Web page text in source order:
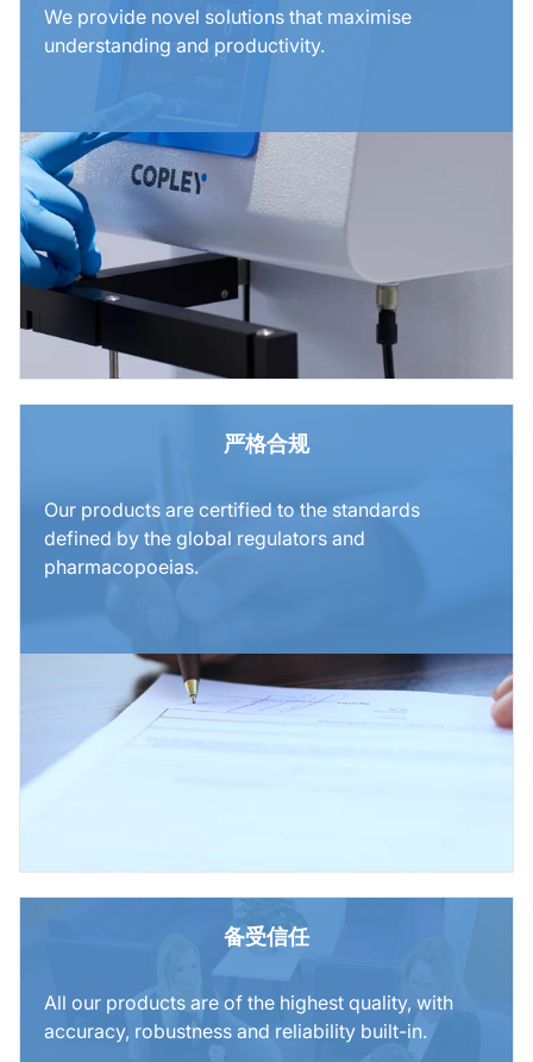
We provide novel solutions that maximise
understanding and productivity.
严格合规
Our products are certified to the standards
defined by the global regulators and
pharmacopoeias.
备受信任
All our products are of the highest quality, with
accuracy, robustness and reliability built-in.